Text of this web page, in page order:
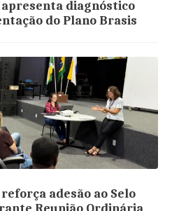
apresenta diagnóstico
do Plano Brasis
adesão ao Selo